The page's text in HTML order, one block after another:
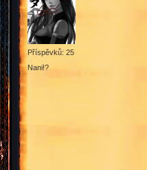
Příspěvků: 25
Nani!?